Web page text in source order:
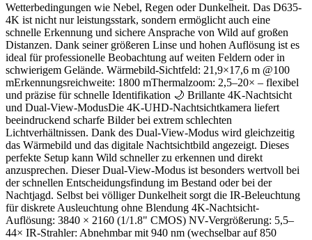
Wetterbedingungen wie Nebel, Regen oder Dunkelheit. Das D635-
4K ist nicht nur leistungsstark, sondern ermöglicht auch eine
schnelle Erkennung und sichere Ansprache von Wild auf großen
Distanzen. Dank seiner größeren Linse und hohen Auflösung ist es
ideal für professionelle Beobachtung auf weiten Feldern oder in
schwierigem Gelände. Wärmebild-Sichtfeld: 21,9×17,6 m @100
mErkennungsreichweite: 1800 mThermalzoom: 2,5–20× – flexibel
und präzise für schnelle Identifikation 🌙 Brillante 4K-Nachtsicht
und Dual-View-ModusDie 4K-UHD-Nachtsichtkamera liefert
beeindruckend scharfe Bilder bei extrem schlechten
Lichtverhältnissen. Dank des Dual-View-Modus wird gleichzeitig
das Wärmebild und das digitale Nachtsichtbild angezeigt. Dieses
perfekte Setup kann Wild schneller zu erkennen und direkt
anzusprechen. Dieser Dual-View-Modus ist besonders wertvoll bei
der schnellen Entscheidungsfindung im Bestand oder bei der
Nachtjagd. Selbst bei völliger Dunkelheit sorgt die IR-Beleuchtung
für diskrete Ausleuchtung ohne Blendung 4K-Nachtsicht-
Auflösung: 3840 × 2160 (1/1.8" CMOS) NV-Vergrößerung: 5,5–
44× IR-Strahler: Abnehmbar mit 940 nm (wechselbar auf 850